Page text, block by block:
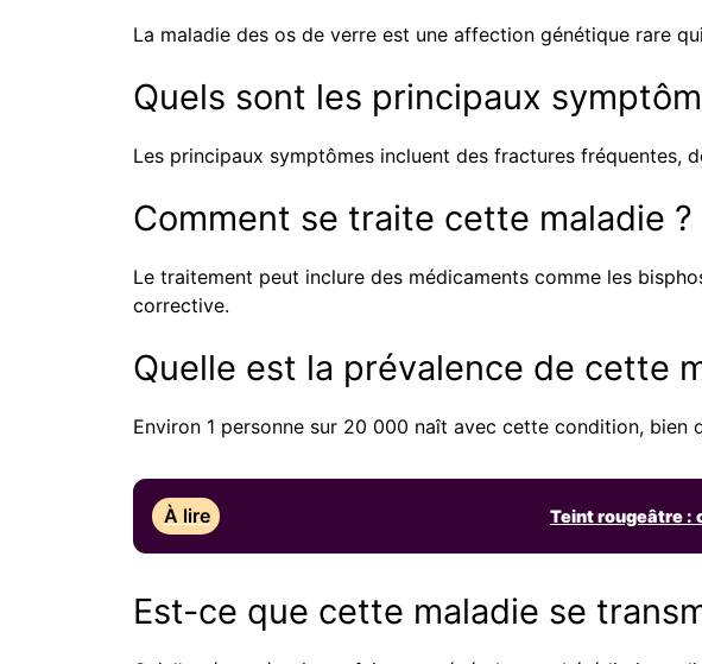
La maladie des os de verre est une affection génétique rare
Quels sont les principaux
Les principaux symptômes incluent des fractures fréquentes,
Comment se traite cette maladie ?
Le traitement peut inclure des médicaments comme les
corrective.
Quelle est la prévalence de cette
Environ 1 personne sur 20 000 naît avec cette condition, bien
À lire Teint rougeâtre :
Est-ce que cette maladie se